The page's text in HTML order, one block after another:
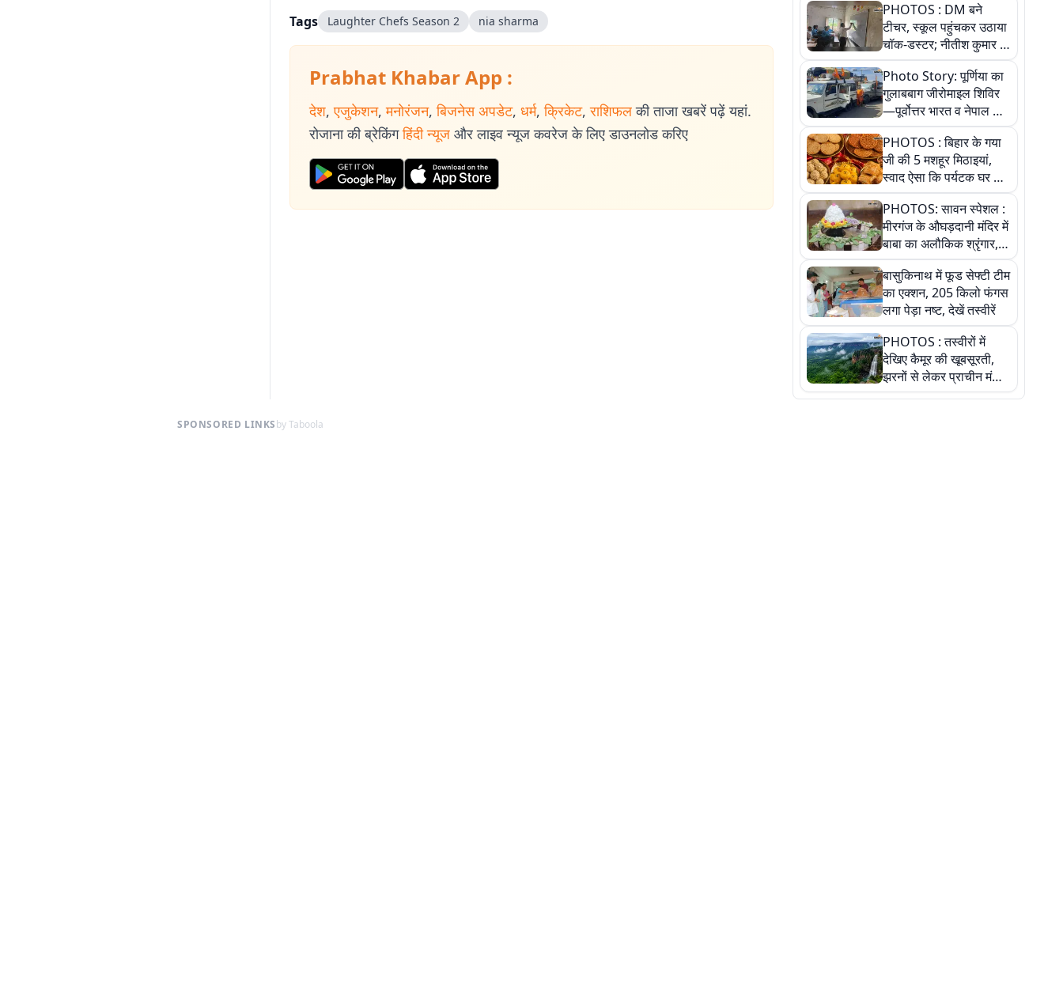
Tags Laughter Chefs Season 2 nia sharma
Prabhat Khabar App :
देश, एजुकेशन, मनोरंजन, बिजनेस अपडेट, धर्म, क्रिकेट, राशिफल की ताजा खबरें पढ़ें यहां.
रोजाना की ब्रेकिंग हिंदी न्यूज और लाइव न्यूज कवरेज के लिए डाउनलोड करिए
PHOTOS : DM बने
टीचर, स्कूल पहुंचकर उठाया
चॉक-डस्टर; नीतीश कुमार के
इस चहेते अधिकारी को
जानिए
Photo Story: पूर्णिया का
गुलाबबाग जीरोमाइल शिविर
—पूर्वोत्तर भारत व नेपाल के
कांवरियों का प्रमुख सेवा धाम
PHOTOS : बिहार के गया
जी की 5 मशहूर मिठाइयां,
स्वाद ऐसा कि पर्यटक घर ले
जाना नहीं भूलते, तस्वीरों में
देखें
PHOTOS: सावन स्पेशल :
मीरगंज के औघड़दानी मंदिर में
बाबा का अलौकिक श्रृंगार,
तस्वीरों में देखें महादेव के कई
मनमोहक स्वरूप
बासुकिनाथ में फूड सेफ्टी टीम
का एक्शन, 205 किलो फंगस
लगा पेड़ा नष्ट, देखें तस्वीरें
PHOTOS : तस्वीरों में
देखिए कैमूर की खूबसूरती,
झरनों से लेकर प्राचीन मंदिरों
तक प्रकृति और आस्था का
SPONSORED LINKSby Taboola